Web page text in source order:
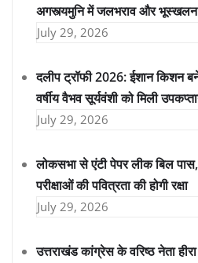
अगस्त्यमुनि में जलभराव और
July 29, 2026
दलीप ट्रॉफी 2026: ईशान किशन
वर्षीय वैभव सूर्यवंशी को मिली
July 29, 2026
लोकसभा से एंटी पेपर लीक बिल पास,
परीक्षाओं की पवित्रता की होगी रक्षा
July 29, 2026
उत्तराखंड कांग्रेस के वरिष्ठ नेता